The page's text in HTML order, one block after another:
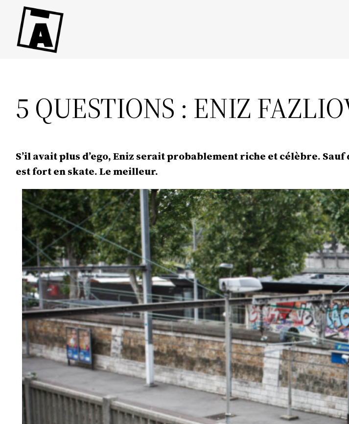
Direkt
Inhalt
wechseln
5 QUESTIONS : ENIZ
S’il avait plus d’ego, Eniz serait probablement riche et célèbre.
est fort en skate. Le meilleur.